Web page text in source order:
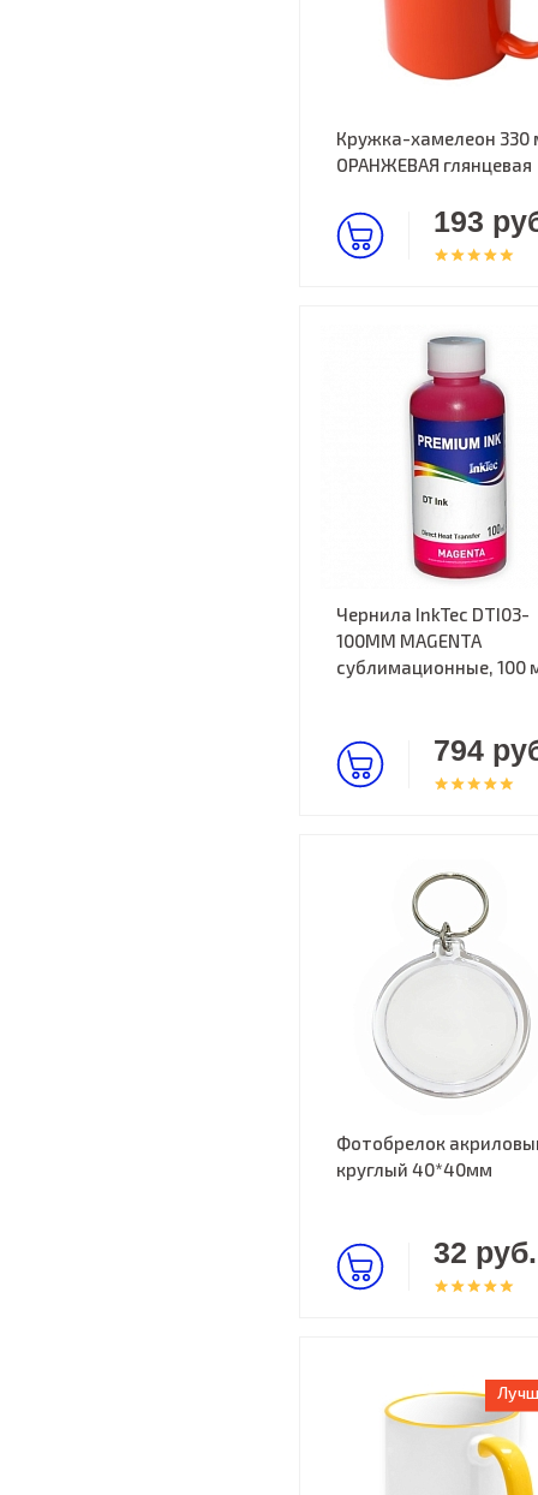
Кружка-хамелеон 330
ОРАНЖЕВАЯ глянцевая
193
Чернила InkTec DTI03-
100MM MAGENTA
сублимационные, 100
794
Фотобрелок
круглый 40*40мм
32 руб.